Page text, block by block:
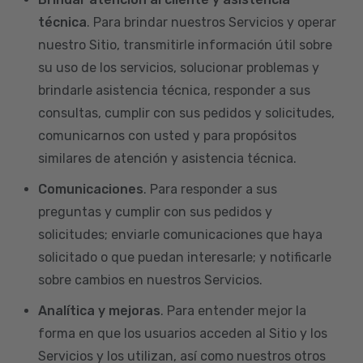
técnica. Para brindar nuestros Servicios y operar
nuestro Sitio, transmitirle información útil sobre
su uso de los servicios, solucionar problemas y
brindarle asistencia técnica, responder a sus
consultas, cumplir con sus pedidos y solicitudes,
comunicarnos con usted y para propósitos
similares de atención y asistencia técnica.
Comunicaciones. Para responder a sus
preguntas y cumplir con sus pedidos y
solicitudes; enviarle comunicaciones que haya
solicitado o que puedan interesarle; y notificarle
sobre cambios en nuestros Servicios.
Analítica y mejoras. Para entender mejor la
forma en que los usuarios acceden al Sitio y los
Servicios y los utilizan, así como nuestros otros